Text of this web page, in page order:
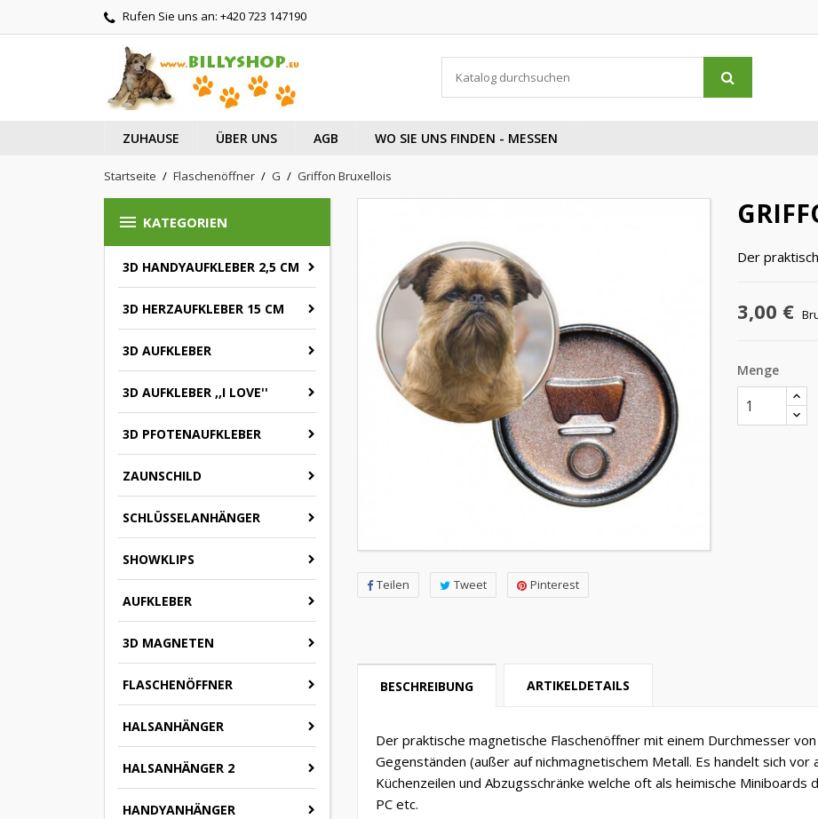
Rufen Sie uns an: +420 723 147190
ZUHAUSE ÜBER UNS AGB WO SIE UNS FINDEN - MESSEN
Startseite Flaschenöffner G Griffon Bruxellois
 KATEGORIEN
3D HANDYAUFKLEBER 2,5 CM
3D HERZAUFKLEBER 15 CM
3D AUFKLEBER
3D AUFKLEBER ,,I LOVE''
3D PFOTENAUFKLEBER
ZAUNSCHILD
SCHLÜSSELANHÄNGER
SHOWKLIPS
AUFKLEBER
3D MAGNETEN
FLASCHENÖFFNER
HALSANHÄNGER
HALSANHÄNGER 2
HANDYANHÄNGER
Teilen Tweet Pinterest
Der
3,00 €
Menge
BESCHREIBUNG ARTIKELDETAILS
Der praktische magnetische Flaschenöffner mit einem Durchmesser
Gegenständen (außer auf nichmagnetischem Metall. Es handelt sich vor
Küchenzeilen und Abzugsschränke welche oft als heimische Miniboards
PC etc.